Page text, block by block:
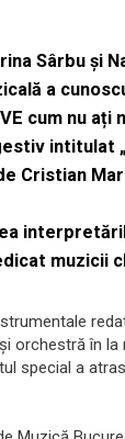
Sârbu și
a
cum nu
intitulat
Cristian
muzicii
orchestră în la
special a